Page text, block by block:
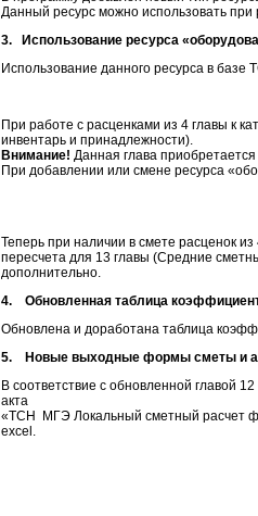
Данный ресурс можно использовать
3. Использование ресурса
Использование данного ресурса в
При работе с расценками из 4 главы к
инвентарь и принадлежности).
Внимание! Данная глава
При добавлении или смене ресурса
Теперь при наличии в смете расценок
пересчета для 13 главы (Средние
дополнительно.
4. Обновленная таблица
Обновлена и доработана таблица
5. Новые выходные формы сметы и
В соответствие с обновленной главой
акта
«ТСН МГЭ Локальный сметный расчет
excel.